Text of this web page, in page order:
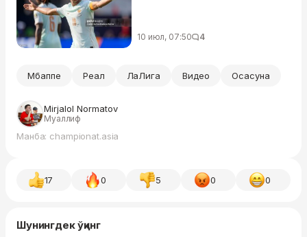
10 июл, 07:50 4
Мбаппе Реал ЛаЛига Видео Осасуна
Mirjalol Normatov
Муаллиф
Манба: championat.asia
17 0 5 0 0
Шунингдек ўқинг